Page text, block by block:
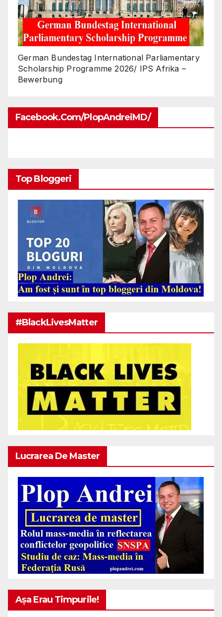
German Bundestag International Parliamentary
Scholarship Programme 2026/ IPS Afrika –
Bewerbung
Facebook.com/PlopAndreiMD/
Top Bloggeri
#BlackLivesMatter
Lucrarea De Master
Așa Erau Timpurile!